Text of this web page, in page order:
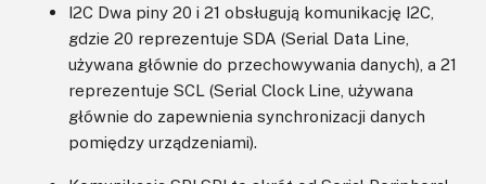
I2C Dwa piny 20 i 21 obsługują komunikację I2C,
gdzie 20 reprezentuje SDA (Serial Data Line,
używana głównie do przechowywania danych), a 21
reprezentuje SCL (Serial Clock Line, używana
głównie do zapewnienia synchronizacji danych
pomiędzy urządzeniami).